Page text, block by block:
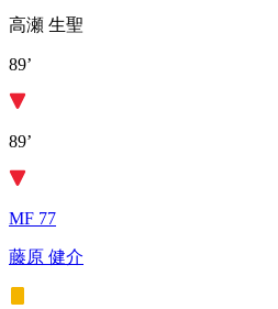
高瀬 生聖
89’
89’
MF 77
藤原 健介